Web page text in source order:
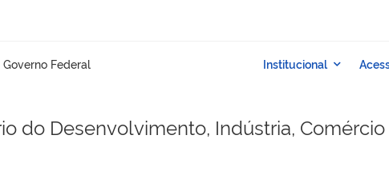
de navegação
do Desenvolvimento, Indústria,